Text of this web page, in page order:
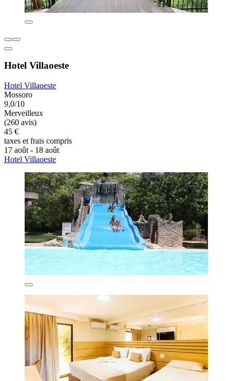
Hotel Villaoeste
Hotel Villaoeste
Mossoro
9,0/10
Merveilleux
(260 avis)
45 €
taxes et frais compris
17 août - 18 août
Hotel Villaoeste